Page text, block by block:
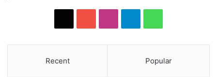
Recent Popular